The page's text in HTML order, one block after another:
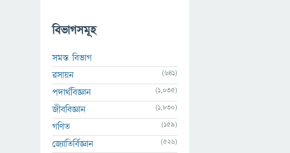
বিভাগসমূহ
সমস্ত বিভাগ
রসায়ন
(641)
পদার্থবিজ্ঞান (1,035)
জীববিজ্ঞান (1,830)
গণিত (159)
জ্যোতির্বিজ্ঞান (526)